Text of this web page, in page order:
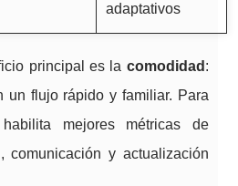
adaptativos
principal es la comodidad :
un flujo rápido y familiar. Para
mejores métricas de
comunicación y actualización